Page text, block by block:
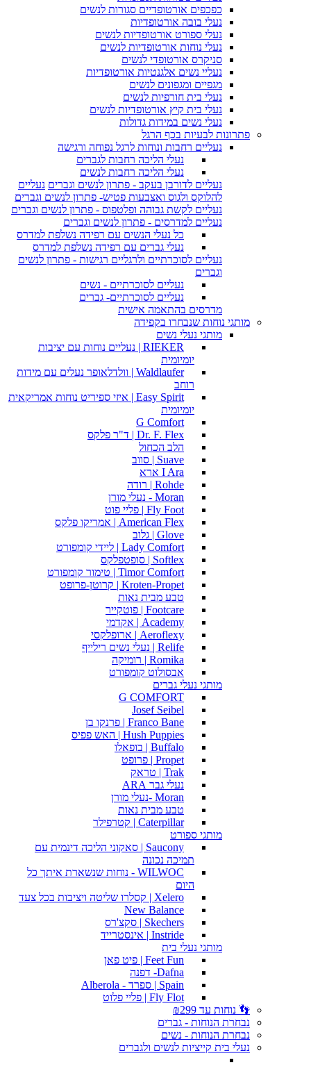
כפכפים אורטופדיים סגורות לנשים
נעלי בובה אורטופדיות
נעלי ספורט אורטופדיות לנשים
נעלי נוחות אורטופדיות לנשים
סניקרס אורטופדי לנשים
נעליי נשים אלגנטיות אורטופדיות
מגפיים ומגפונים לנשים
נעלי בית חורפיות לנשים
נעלי בית קיץ אורטופדיות לנשים
נעלי נשים במידות גדולות
פתרונות לבעיות בכף הרגל
נעליים רחבות ונוחות לרגל נפוחה ורגישה
נעלי הליכה רחבות לגברים
נעלי הליכה רחבות לנשים
נעליים לדורבן בעקב - פתרון לנשים וגברים נעליים
להלוקס ולגוס ואצבעות פטיש- פתרון לנשים וגברים
נעליים לקשת גבוהה ופלטפוס - פתרון לנשים וגברים
נעליים למדרסים - פתרון לנשים וגברים
כל נעלי הנשים עם רפידה נשלפת למדרס
נעלי גברים עם רפידה נשלפת למדרס
נעליים לסוכרתיים ולרגליים רגישות - פתרון לנשים
וגברים
נעליים לסוכרתיים - נשים
נעליים לסוכרתיים- גברים
מדרסים בהתאמה אישית
מותגי נוחות שנבחרו בקפידה
מותגי נעלי נשים
RIEKER | נעליים נוחות עם יציבות
יומיומית
Waldlaufer | וולדלאופר נעלים עם מידות
רוחב
Easy Spirit | איזי ספיריט נוחות אמריקאית
יומיומית
G Comfort
Dr. F. Flex | ד"ר פלקס
הלב הכחול
Suave | סווב
I Ara ארא
Rohde | רודה
Moran - נעלי מורן
Fly Foot | פליי פוט
American Flex | אמריקו פלקס
Glove | גלוב
Lady Comfort | ליידי קומפורט
Softlex | סופטפלקס
Timor Comfort | טימור קומפורט
Kroten-Propet | קרוטן-פרופט
טבע מבית נאות
Footcare | פוטקייר
Academy | אקדמי
Aeroflexy | ארופלקסי
Relife | נעלי נשים רילייף
Romika | רומיקה
אבסולוט קומפורט
מותגי נעלי גברים
G COMFORT
Josef Seibel
Franco Bane | פרנקו בן
Hush Puppies | האש פפיס
Buffalo | בופאלו
Propet | פרופט
Trak | טראק
נעלי גבר ARA
Moran -נעלי מורן
טבע מבית נאות
Caterpillar | קטרפילר
מותגי ספורט
Saucony | סאקוני הליכה דינמית עם
תמיכה נכונה
WILWOC - נוחות שנשארת איתך כל
היום
Xelero | קסלרו שליטה ויציבות בכל צעד
New Balance
Skechers | סקצ'רס
Instride | אינסטרייד
מותגי נעלי בית
Feet Fun | פיט פאן
Dafna- דפנה
Spain | ספרד - Alberola
Fly Flot | פליי פלוט
👣 נוחות עד ₪299
נבחרת הנוחות - גברים
נבחרת הנוחות - נשים
נעלי בית קייציות לנשים ולגברים